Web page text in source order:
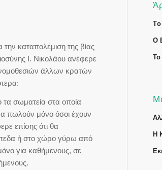
καταπολέμιση της βίας
Ι. Νικολάου ανέφερε
άλλων κρατών
τα σωματεία στα οποία
πωλούν μόνο όσοι έχουν
επίσης ότι θα
ή στο χώρο γύρω από
για καθήμενους, σε
Tο
Ο
Το
Η